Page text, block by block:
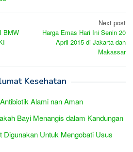
BMW
Next post
Harga Emas Hari Ini Senin 20
April 2015 di Jakarta dan
Makassar
Kesehatan
Alami nan Aman
Bayi Menangis dalam Kandungan
Digunakan Untuk Mengobati Usus